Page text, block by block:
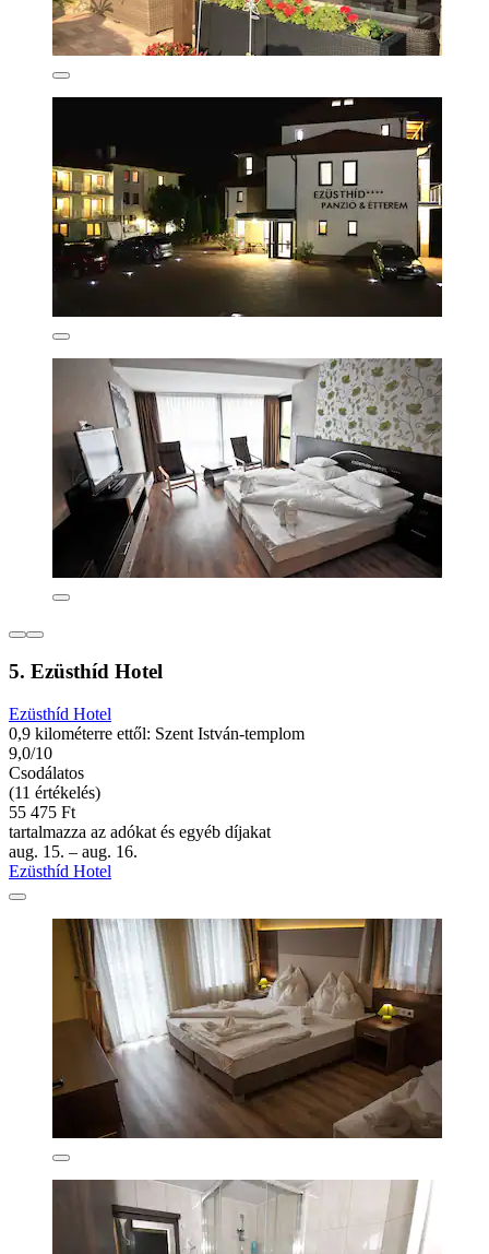
5. Ezüsthíd Hotel
Ezüsthíd Hotel
0,9 kilométerre ettől: Szent István-templom
9,0/10
Csodálatos
(11 értékelés)
55 475 Ft
tartalmazza az adókat és egyéb díjakat
aug. 15. – aug. 16.
Ezüsthíd Hotel